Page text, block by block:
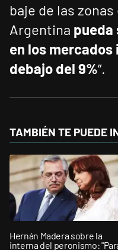
baje de las
Argentina pueda
en los
debajo del 9%”.
TAMBIÉN TE PUEDE
Hernán Madera sobre la
interna del peronismo: